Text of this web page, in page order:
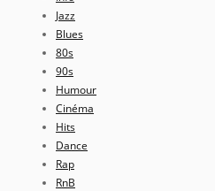
Jazz
Blues
80s
90s
Humour
Cinéma
Hits
Dance
Rap
RnB